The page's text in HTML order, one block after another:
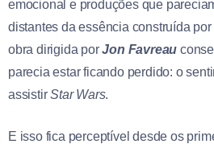
emocional e produções que
distantes da essência construída por
obra dirigida porJon Favreau
parecia estar ficando perdido: o
assistirStar Wars.
E isso fica perceptível desde os